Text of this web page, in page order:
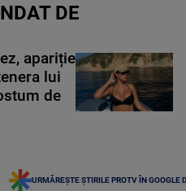
DE
apariție
lui
de
URMĂREȘTE ȘTIRILE PROTV ÎN GOOGLE